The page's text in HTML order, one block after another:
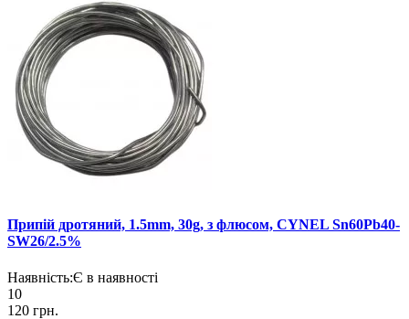
Припій дротяний, 1.5mm, 30g, з флюсом, CYNEL Sn60Pb40-
SW26/2.5%
Наявність:Є в наявності
10
120 грн.